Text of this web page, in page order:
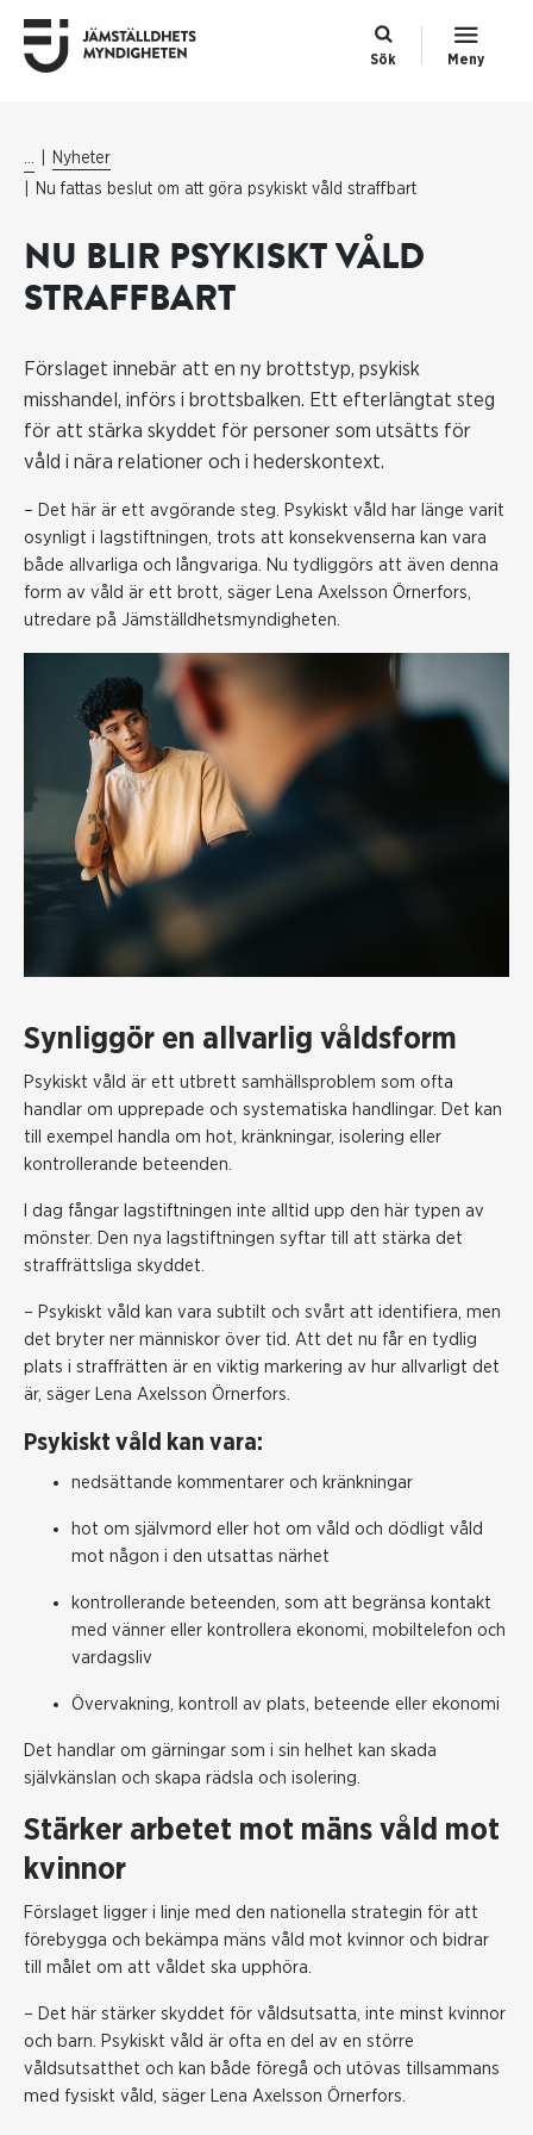
Sök Meny
...
Nyheter
Nu fattas beslut om att göra psykiskt våld straffbart
NU BLIR PSYKISKT VÅLD
STRAFFBART
Förslaget innebär att en ny brottstyp, psykisk
misshandel, införs i brottsbalken. Ett efterlängtat steg
för att stärka skyddet för personer som utsätts för
våld i nära relationer och i hederskontext.
– Det här är ett avgörande steg. Psykiskt våld har länge varit
osynligt i lagstiftningen, trots att konsekvenserna kan vara
både allvarliga och långvariga. Nu tydliggörs att även denna
form av våld är ett brott, säger Lena Axelsson Örnerfors,
utredare på Jämställdhetsmyndigheten.
Synliggör en allvarlig våldsform
Psykiskt våld är ett utbrett samhällsproblem som ofta
handlar om upprepade och systematiska handlingar. Det kan
till exempel handla om hot, kränkningar, isolering eller
kontrollerande beteenden.
I dag fångar lagstiftningen inte alltid upp den här typen av
mönster. Den nya lagstiftningen syftar till att stärka det
straffrättsliga skyddet.
– Psykiskt våld kan vara subtilt och svårt att identifiera, men
det bryter ner människor över tid. Att det nu får en tydlig
plats i straffrätten är en viktig markering av hur allvarligt det
är, säger Lena Axelsson Örnerfors.
Psykiskt våld kan vara:
nedsättande kommentarer och kränkningar
hot om självmord eller hot om våld och dödligt våld
mot någon i den utsattas närhet
kontrollerande beteenden, som att begränsa kontakt
med vänner eller kontrollera ekonomi, mobiltelefon och
vardagsliv
Övervakning, kontroll av plats, beteende eller ekonomi
Det handlar om gärningar som i sin helhet kan skada
självkänslan och skapa rädsla och isolering.
Stärker arbetet mot mäns våld mot
kvinnor
Förslaget ligger i linje med den nationella strategin för att
förebygga och bekämpa mäns våld mot kvinnor och bidrar
till målet om att våldet ska upphöra.
– Det här stärker skyddet för våldsutsatta, inte minst kvinnor
och barn. Psykiskt våld är ofta en del av en större
våldsutsatthet och kan både föregå och utövas tillsammans
med fysiskt våld, säger Lena Axelsson Örnerfors.